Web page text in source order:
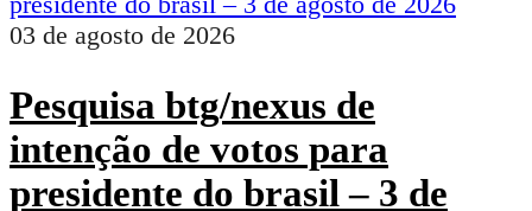
03 de agosto de 2026
Pesquisa btg/nexus de
intenção de votos para
presidente do brasil – 3 de